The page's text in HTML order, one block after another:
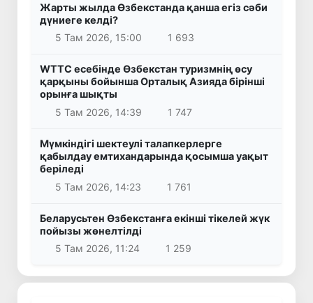
Жарты жылда Өзбекстанда қанша егіз сәби
дүниеге келді?
5 Там 2026, 15:00
1 693
WTTC есебінде Өзбекстан туризмнің өсу
қарқыны бойынша Орталық Азияда бірінші
орынға шықты
5 Там 2026, 14:39
1 747
Мүмкіндігі шектеулі талапкерлерге
қабылдау емтихандарында қосымша уақыт
беріледі
5 Там 2026, 14:23
1 761
Беларусьтен Өзбекстанға екінші тікелей жүк
пойызы жөнелтілді
5 Там 2026, 11:24
1 259